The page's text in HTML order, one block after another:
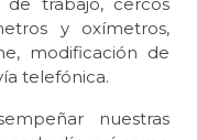
y oxímetros,
modificación de
telefónica.
nuestras